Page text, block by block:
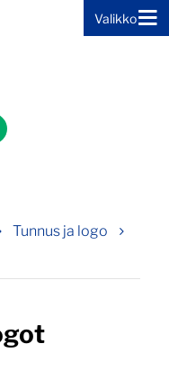
Valikko
Tunnus ja logo